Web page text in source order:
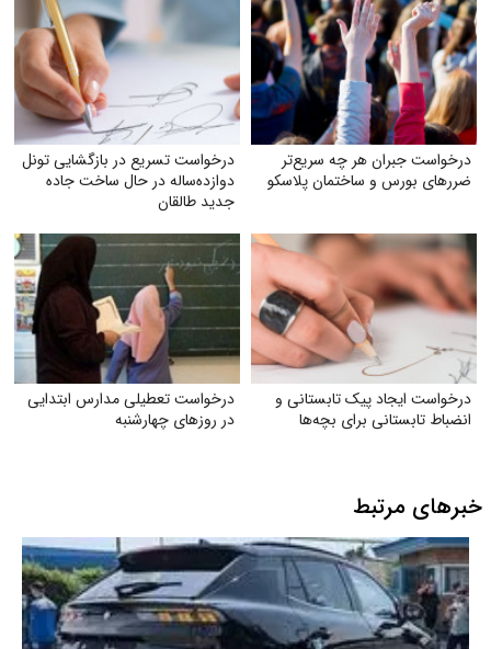
درخواست جبران هر چه سریع‌تر
ضررهای بورس و ساختمان پلاسکو
درخواست تسریع در بازگشایی تونل
دوازده‌ساله در حال ساخت جاده
جدید طالقان
درخواست ایجاد پیک تابستانی و
انضباط تابستانی برای بچه‌ها
درخواست تعطیلی مدارس ابتدایی
در روزهای چهارشنبه
خبرهای مرتبط